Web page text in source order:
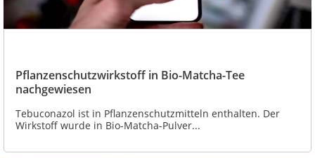
Pflanzenschutzwirkstoff in Bio-Matcha-Tee
nachgewiesen
Tebuconazol ist in Pflanzenschutzmitteln enthalten. Der
Wirkstoff wurde in Bio-Matcha-Pulver...